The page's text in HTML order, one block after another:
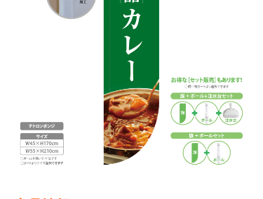
注目キーワード
韓国グルメ
飲食 住まい・暮らし
美容・健康 地域・観光
ご利用ガイド トップ
取り扱い商品一覧
既製デザイン商品注文方法
オリジナルオーダー注文方法
初めての方へ
BEGINNER'S GUIDE
初めての方へ トップ
商品について